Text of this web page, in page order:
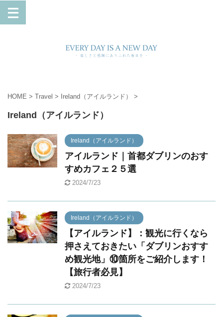
HOME > Travel > Ireland（アイルランド） >
Ireland（アイルランド）
Ireland（アイルランド）
アイルランド｜首都ダブリンのおす
すめカフェ２５選
2024/7/23
Ireland（アイルランド）
【アイルランド】：観光に行くなら
押さえておきたい「ダブリンおすす
め観光地」⑩箇所をご紹介します！
【旅行者必見】
2024/7/23